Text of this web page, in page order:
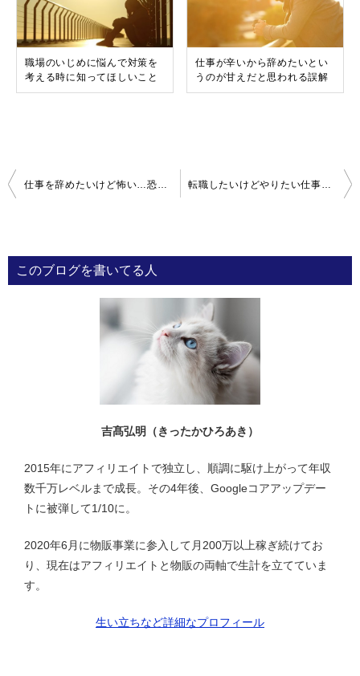
職場のいじめに悩んで対策を
考える時に知ってほしいこと
仕事が辛いから辞めたいとい
うのが甘えだと思われる誤解
投
ビ
ゲ
仕事を辞めたいけど怖い…恐怖心を簡単に取り除く方法 転職したいけどやりたい仕事が見つからないあなたへ
このブログを書いてる人
吉髙弘明（きったかひろあき）
2015年にアフィリエイトで独立し、順調に駆け上がって年収
数千万レベルまで成長。その4年後、Googleコアアップデー
トに被弾して1/10に。
2020年6月に物販事業に参入して月200万以上稼ぎ続けてお
り、現在はアフィリエイトと物販の両軸で生計を立てていま
す。
生い立ちなど詳細なプロフィール